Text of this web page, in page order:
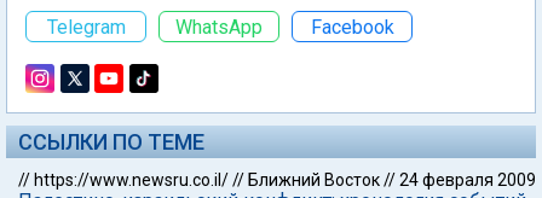
Telegram
WhatsApp Facebook
ССЫЛКИ ПО ТЕМЕ
// https://www.newsru.co.il/// Ближний Восток//24 февраля 2009